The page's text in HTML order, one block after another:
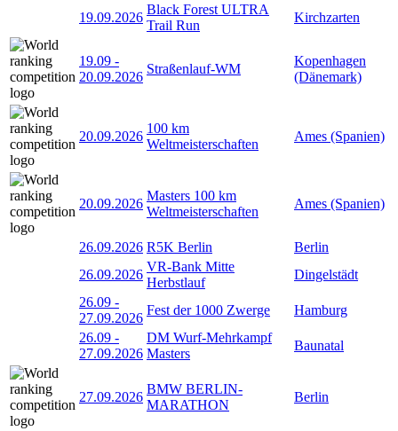
19.09.2026
Black Forest ULTRA
Trail Run
Kirchzarten
19.09 -
20.09.2026
Straßenlauf-WM
Kopenhagen
(Dänemark)
20.09.2026
100 km
Weltmeisterschaften
Ames (Spanien)
20.09.2026
Masters 100 km
Weltmeisterschaften
Ames (Spanien)
26.09.2026 R5K Berlin
Berlin
26.09.2026
VR-Bank Mitte
Herbstlauf
Dingelstädt
26.09 -
27.09.2026
Fest der 1000 Zwerge
Hamburg
26.09 -
27.09.2026
DM Wurf-Mehrkampf
Masters
Baunatal
27.09.2026
BMW BERLIN-
MARATHON
Berlin